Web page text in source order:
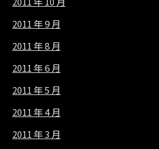
2011 年 9 月
2011 年 8 月
2011 年 6 月
2011 年 5 月
2011 年 4 月
2011 年 3 月